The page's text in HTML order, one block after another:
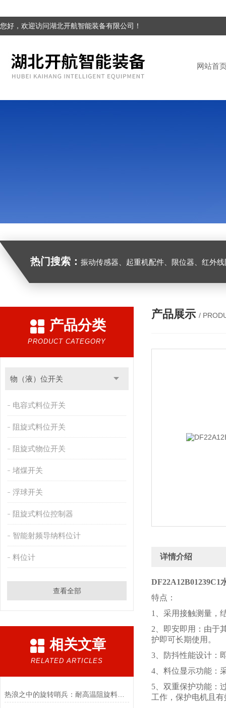
您好，欢迎访问湖北开航智能装备有限公司！
网站首
热门搜索： 振动传感器、起重机配件、限位器、红外线防撞器
产品分类
PRODUCT CATEGORY
物（液）位开关
电容式料位开关
阻旋式料位开关
阻旋式物位开关
堵煤开关
浮球开关
阻旋式料位控制器
智能射频导纳料位计
料位计
查看全部
相关文章
RELATED ARTICLES
热浪之中的旋转哨兵：耐高温阻旋料位开关在料仓中的阻矩传感与隔绝逻辑
产品展示 /
详情介绍
DF22A12B01239C1
特点：
1、采用接触测量，
2、即安即用：由于
护即可长期使用。
3、防抖性能设计：
4、料位显示功能：
5、双重保护功能：
工作，保护电机且